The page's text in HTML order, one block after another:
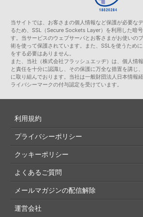
当サイトでは、お客さまの個人情報など保護が必要な
るため、SSL（Secure Sockets Layer）を利用した暗
す。当サービスのウェブサーバとお客さまがお使いの
術を使って保護されています。また、SSLを使うため
をする必要はありません。
また、当社（株式会社フラッシュエッヂ）は、個人情
と責任を十分に認識し、その保護に万全な措置を講じ
に取り組んでおります。当社は一般財団法人日本情報
ライバシーマークの付与認定を受けています。
利用規約
プライバシーポリシー
クッキーポリシー
よくあるご質問
メールマガジンの配信解除
運営会社